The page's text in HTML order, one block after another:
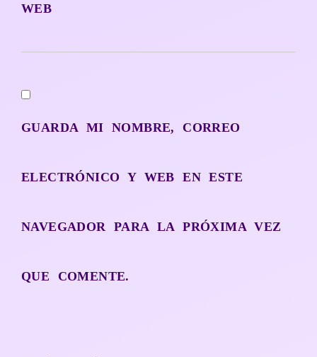
WEB
GUARDA MI NOMBRE, CORREO
ELECTRÓNICO Y WEB EN ESTE
NAVEGADOR PARA LA PRÓXIMA VEZ
QUE COMENTE.